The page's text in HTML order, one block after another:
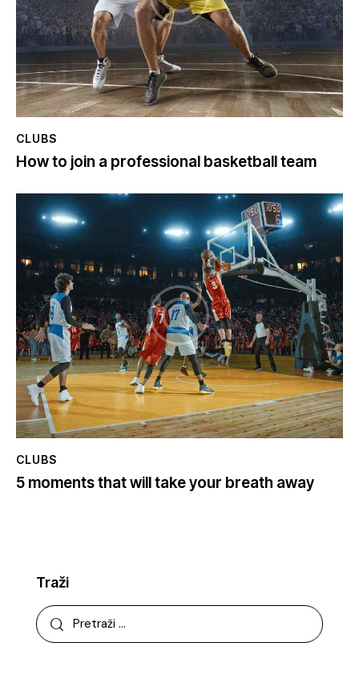
CLUBS
How to join a professional basketball team
CLUBS
5 moments that will take your breath away
Traži